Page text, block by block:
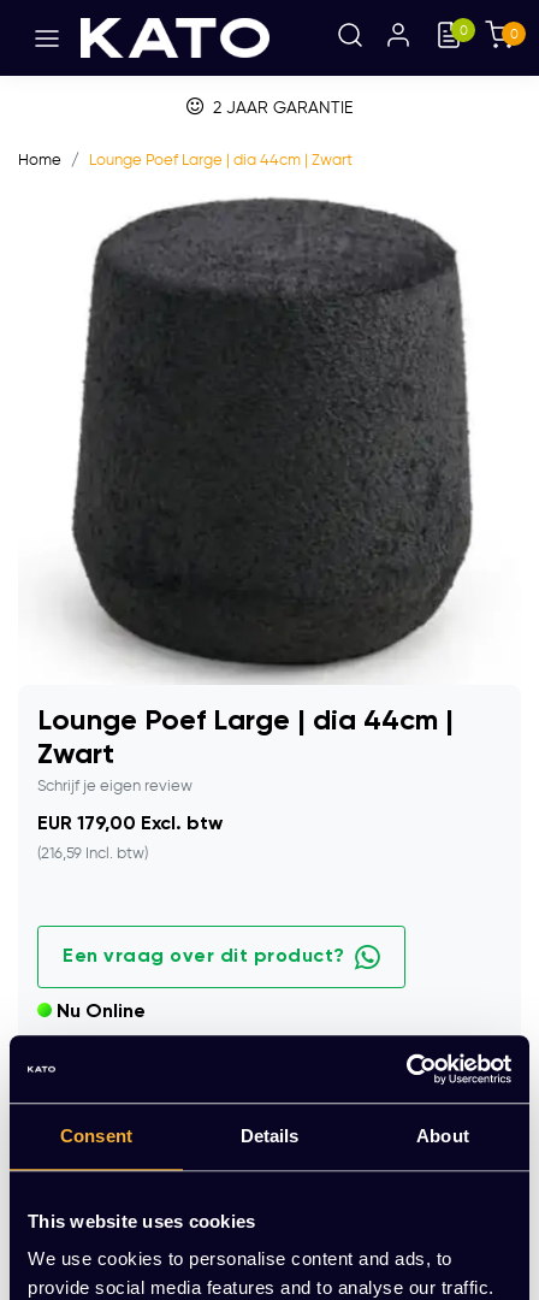
Consent Details About
This website uses cookies
We use cookies to personalise content and ads, to
provide social media features and to analyse our traffic.
0 0
2 JAAR GARANTIE
Home Lounge Poef Large | dia 44cm | Zwart
Lounge Poef Large | dia 44cm |
Zwart
Schrijf je eigen review
EUR 179,00 Excl. btw
(216,59 Incl. btw)
Een vraag over dit product?
Nu Online
Moderne lounge poef in zwart met zachte stoffering en
Op voorraad
Toevoegen aan winkelwagen